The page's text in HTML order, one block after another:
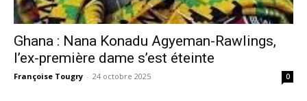
Ghana : Nana Konadu Agyeman-Rawlings,
l’ex-première dame s’est éteinte
Françoise Tougry - 24 octobre 2025 0